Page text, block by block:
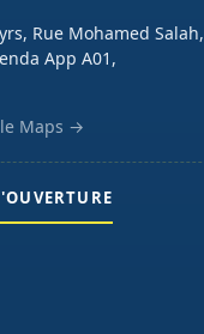
Rue Mohamed Salah,
App A01,
Maps →